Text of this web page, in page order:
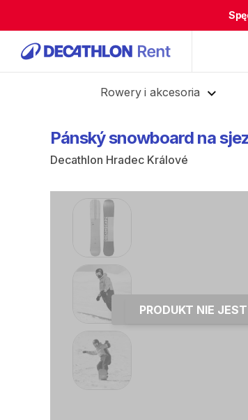
Rowery i akcesoria
Pánskýsnowboard na
Decathlon Hradec Králové
PRODUKT NIE